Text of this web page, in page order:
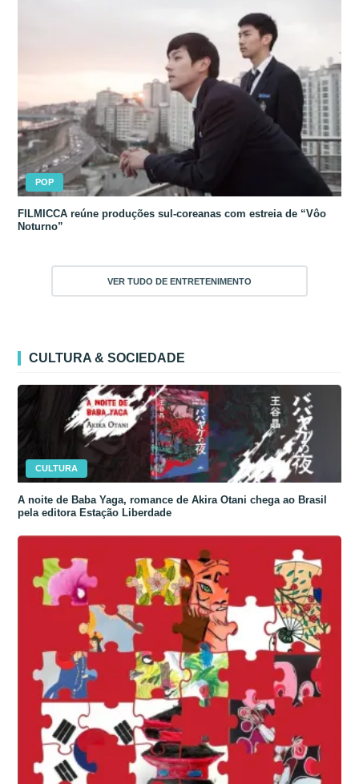
POP
FILMICCA reúne produções sul-coreanas com estreia de “Vôo
Noturno”
VER TUDO DE ENTRETENIMENTO
CULTURA & SOCIEDADE
CULTURA
A noite de Baba Yaga, romance de Akira Otani chega ao Brasil
pela editora Estação Liberdade